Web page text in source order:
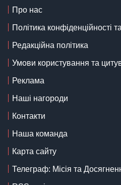
Про нас
Політика конфіденційності
Редакційна політика
Умови користування та
Реклама
Наші нагороди
Контакти
Наша команда
Карта сайту
Телеграф: Місія та